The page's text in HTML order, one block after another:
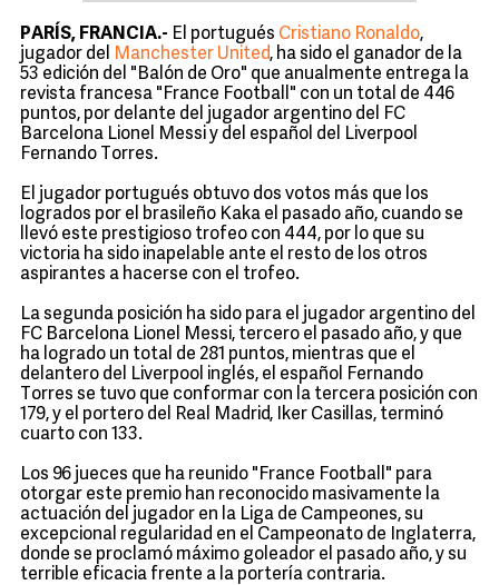
PARÍS, FRANCIA.- El portugués Cristiano Ronaldo,
jugador del
Manchester United, ha sido el ganador de la
53 edición del "Balón de Oro" que anualmente entrega la
revista francesa "France Football" con un total de 446
puntos, por delante del jugador argentino del FC
Barcelona Lionel Messi y del español del Liverpool
Fernando Torres.
El jugador portugués obtuvo dos votos más que los
logrados por el brasileño Kaka el pasado año, cuando se
llevó este prestigioso trofeo con 444, por lo que su
victoria ha sido inapelable ante el resto de los otros
aspirantes a hacerse con el trofeo.
La segunda posición ha sido para el jugador argentino del
FC Barcelona Lionel Messi, tercero el pasado año, y que
ha logrado un total de 281 puntos, mientras que el
delantero del Liverpool inglés, el español Fernando
Torres se tuvo que conformar con la tercera posición con
179, y el portero del Real Madrid, Iker Casillas, terminó
cuarto con 133.
Los 96 jueces que ha reunido "France Football" para
otorgar este premio han reconocido masivamente la
actuación del jugador en la Liga de Campeones, su
excepcional regularidad en el Campeonato de Inglaterra,
donde se proclamó máximo goleador el pasado año, y su
terrible eficacia frente a la portería contraria.